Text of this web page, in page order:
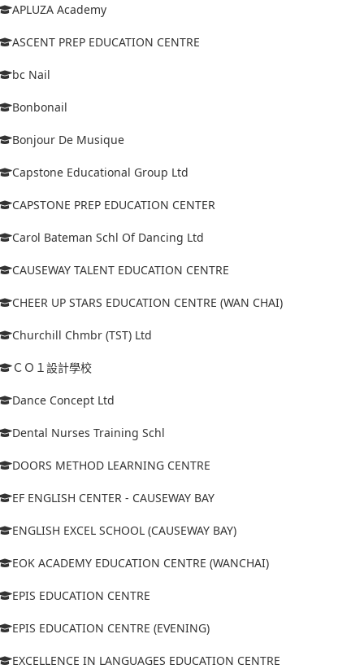
APLUZA Academy
ASCENT PREP EDUCATION CENTRE
bc Nail
Bonbonail
Bonjour De Musique
Capstone Educational Group Ltd
CAPSTONE PREP EDUCATION CENTER
Carol Bateman Schl Of Dancing Ltd
CAUSEWAY TALENT EDUCATION CENTRE
CHEER UP STARS EDUCATION CENTRE (WAN CHAI)
Churchill Chmbr (TST) Ltd
ＣＯ１設計學校
Dance Concept Ltd
Dental Nurses Training Schl
DOORS METHOD LEARNING CENTRE
EF ENGLISH CENTER - CAUSEWAY BAY
ENGLISH EXCEL SCHOOL (CAUSEWAY BAY)
EOK ACADEMY EDUCATION CENTRE (WANCHAI)
EPIS EDUCATION CENTRE
EPIS EDUCATION CENTRE (EVENING)
EXCELLENCE IN LANGUAGES EDUCATION CENTRE